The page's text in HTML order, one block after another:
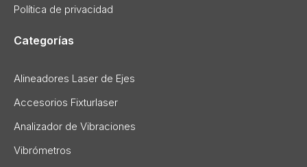
Política de privacidad
Categorías
Alineadores Laser de Ejes
Accesorios Fixturlaser
Analizador de Vibraciones
Vibrómetros